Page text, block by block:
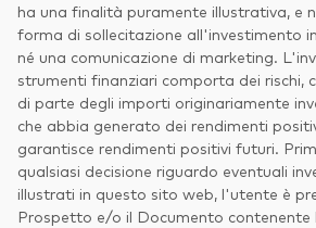
Investi con Vanguard
ha una finalità puramente illustrativa, e
forma di sollecitazione all'investimento
né una comunicazione di marketing.
strumenti finanziari comporta dei rischi,
di parte degli importi originariamente
che abbia generato dei rendimenti
garantisce rendimenti positivi futuri.
qualsiasi decisione riguardo eventuali
illustrati in questo sito web, l'utente è
Prospetto e/o il Documento contenente